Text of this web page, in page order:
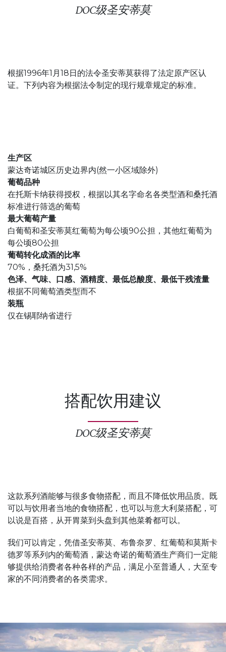
DOC级圣安蒂莫
根据1996年1月18日的法令圣安蒂莫获得了法定原产区认
证。下列内容为根据法令制定的现行规章规定的标准。
生产区
蒙达奇诺城区历史边界内(然一小区域除外)
葡萄品种
在托斯卡纳获得授权，根据以其名字命名各类型酒和桑托酒
标准进行筛选的葡萄
最大葡萄产量
白葡萄和圣安蒂莫红葡萄为每公顷90公担，其他红葡萄为
每公顷80公担
葡萄转化成酒的比率
70%，桑托酒为31,5%
色泽、气味、口感、酒精度、最低总酸度、最低干残渣量
根据不同葡萄酒类型而不
装瓶
仅在锡耶纳省进行
搭配饮用建议
DOC级圣安蒂莫
这款系列酒能够与很多食物搭配，而且不降低饮用品质。既
可以与饮用者当地的食物搭配，也可以与意大利菜搭配，可
以说是百搭，从开胃菜到头盘到其他菜肴都可以。
我们可以肯定，凭借圣安蒂莫、布鲁奈罗、红葡萄和莫斯卡
德罗等系列内的葡萄酒，蒙达奇诺的葡萄酒生产商们一定能
够提供给消费者各种各样的产品，满足小至普通人，大至专
家的不同消费者的各类需求。